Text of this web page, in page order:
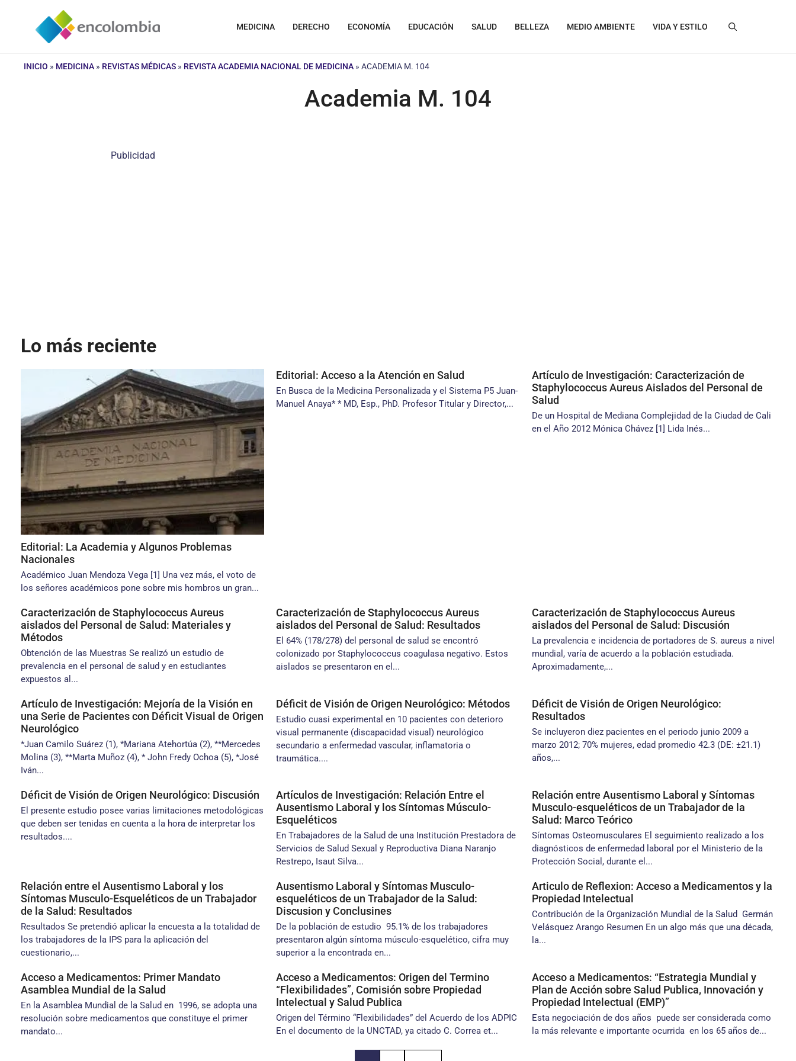
contenido
MEDICINA DERECHO ECONOMÍA EDUCACIÓN SALUD BELLEZA MEDIO AMBIENTE VIDA Y ESTILO
INICIO » MEDICINA » REVISTAS MÉDICAS » REVISTA ACADEMIA NACIONAL DE MEDICINA » ACADEMIA M. 104
Academia M. 104
Publicidad
Lo más reciente
Editorial: La Academia y Algunos Problemas
Nacionales
Académico Juan Mendoza Vega [1] Una vez más, el voto de
los señores académicos pone sobre mis hombros un gran...
Editorial: Acceso a la Atención en Salud
En Busca de la Medicina Personalizada y el Sistema P5 Juan-
Manuel Anaya* * MD, Esp., PhD. Profesor Titular y Director,...
Artículo de Investigación: Caracterización de
Staphylococcus Aureus Aislados del Personal de
Salud
De un Hospital de Mediana Complejidad de la Ciudad de Cali
en el Año 2012 Mónica Chávez [1] Lida Inés...
Caracterización de Staphylococcus Aureus
aislados del Personal de Salud: Materiales y
Métodos
Obtención de las Muestras Se realizó un estudio de
prevalencia en el personal de salud y en estudiantes
expuestos al...
Caracterización de Staphylococcus Aureus
aislados del Personal de Salud: Resultados
El 64% (178/278) del personal de salud se encontró
colonizado por Staphylococcus coagulasa negativo. Estos
aislados se presentaron en el...
Caracterización de Staphylococcus Aureus
aislados del Personal de Salud: Discusión
La prevalencia e incidencia de portadores de S. aureus a nivel
mundial, varía de acuerdo a la población estudiada.
Aproximadamente,...
Artículo de Investigación: Mejoría de la Visión en
una Serie de Pacientes con Déficit Visual de Origen
Neurológico
*Juan Camilo Suárez (1), *Mariana Atehortúa (2), **Mercedes
Molina (3), **Marta Muñoz (4), * John Fredy Ochoa (5), *José
Iván...
Déficit de Visión de Origen Neurológico: Métodos
Estudio cuasi experimental en 10 pacientes con deterioro
visual permanente (discapacidad visual) neurológico
secundario a enfermedad vascular, inflamatoria o
traumática....
Déficit de Visión de Origen Neurológico:
Resultados
Se incluyeron diez pacientes en el periodo junio 2009 a
marzo 2012; 70% mujeres, edad promedio 42.3 (DE: ±21.1)
años,...
Déficit de Visión de Origen Neurológico: Discusión
El presente estudio posee varias limitaciones metodológicas
que deben ser tenidas en cuenta a la hora de interpretar los
resultados....
Artículos de Investigación: Relación Entre el
Ausentismo Laboral y los Síntomas Músculo-
Esqueléticos
En Trabajadores de la Salud de una Institución Prestadora de
Servicios de Salud Sexual y Reproductiva Diana Naranjo
Restrepo, Isaut Silva...
Relación entre Ausentismo Laboral y Síntomas
Musculo-esqueléticos de un Trabajador de la
Salud: Marco Teórico
Síntomas Osteomusculares El seguimiento realizado a los
diagnósticos de enfermedad laboral por el Ministerio de la
Protección Social, durante el...
Relación entre el Ausentismo Laboral y los
Síntomas Musculo-Esqueléticos de un Trabajador
de la Salud: Resultados
Resultados Se pretendió aplicar la encuesta a la totalidad de
los trabajadores de la IPS para la aplicación del
cuestionario,...
Ausentismo Laboral y Síntomas Musculo-
esqueléticos de un Trabajador de la Salud:
Discusion y Conclusines
De la población de estudio 95.1% de los trabajadores
presentaron algún síntoma músculo-esquelético, cifra muy
superior a la encontrada en...
Articulo de Reflexion: Acceso a Medicamentos y la
Propiedad Intelectual
Contribución de la Organización Mundial de la Salud Germán
Velásquez Arango Resumen En un algo más que una década,
la...
Acceso a Medicamentos: Primer Mandato
Asamblea Mundial de la Salud
En la Asamblea Mundial de la Salud en 1996, se adopta una
resolución sobre medicamentos que constituye el primer
mandato...
Acceso a Medicamentos: Origen del Termino
“Flexibilidades”, Comisión sobre Propiedad
Intelectual y Salud Publica
Origen del Término “Flexibilidades” del Acuerdo de los ADPIC
En el documento de la UNCTAD, ya citado C. Correa et...
Acceso a Medicamentos: “Estrategia Mundial y
Plan de Acción sobre Salud Publica, Innovación y
Propiedad Intelectual (EMP)”
Esta negociación de dos años puede ser considerada como
la más relevante e importante ocurrida en los 65 años de...